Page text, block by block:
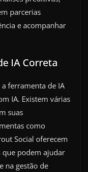
parcerias
e acompanhar
IA Correta
ferramenta de IA
IA. Existem várias
suas
como
Social oferecem
que podem ajudar
na gestão de